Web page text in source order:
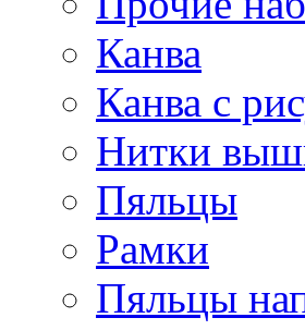
Канва
Канва с
Нитки
Пяльцы
Рамки
Пяльцы